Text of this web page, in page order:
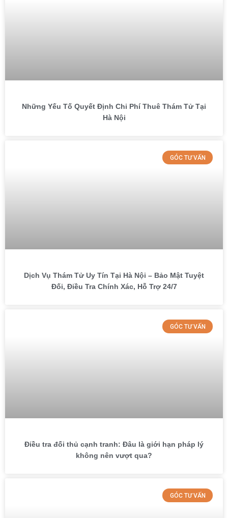
Những Yếu Tố Quyết Định Chi Phí Thuê Thám Tử Tại
Hà Nội
GÓC TƯ VẤN
Dịch Vụ Thám Tử Uy Tín Tại Hà Nội – Bảo Mật Tuyệt
Đối, Điều Tra Chính Xác, Hỗ Trợ 24/7
GÓC TƯ VẤN
Điều tra đối thủ cạnh tranh: Đâu là giới hạn pháp lý
không nên vượt qua?
GÓC TƯ VẤN